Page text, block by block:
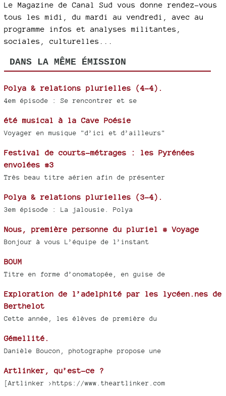
Le Magazine de Canal Sud vous donne rendez-vous
tous les midi, du mardi au vendredi, avec au
programme infos et analyses militantes,
sociales, culturelles...
DANS LA MÊME ÉMISSION
Polya & relations plurielles (4-4).
4em épisode : Se rencontrer et se
été musical à la Cave Poésie
Voyager en musique "d’ici et d’ailleurs"
Festival de courts-métrages : les Pyrénées
envolées #3
Très beau titre aérien afin de présenter
Polya & relations plurielles (3-4).
3em épisode : La jalousie. Polya
Nous, première personne du pluriel # Voyage
Bonjour à vous L’équipe de l’instant
BOUM
Titre en forme d’onomatopée, en guise de
Exploration de l’adelphité par les lycéen.nes de
Berthelot
Cette année, les élèves de première du
Gémellité.
Danièle Boucon, photographe propose une
Artlinker, qu’est-ce ?
[Artlinker >https://www.theartlinker.com